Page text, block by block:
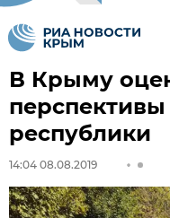
В Крыму
республики
14:04 08.08.2019